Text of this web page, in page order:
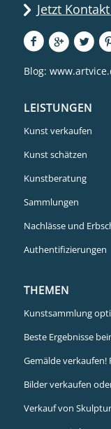
Jetzt
Blog:
LEISTUNGEN
Kunst verkaufen
Kunst schätzen
Kunstberatung
Sammlungen
Nachlässe und
Authentifizierungen
THEMEN
Kunstsammlung
Beste Ergebnisse
Gemälde verkaufen!
Bilder verkaufen
Verkauf von